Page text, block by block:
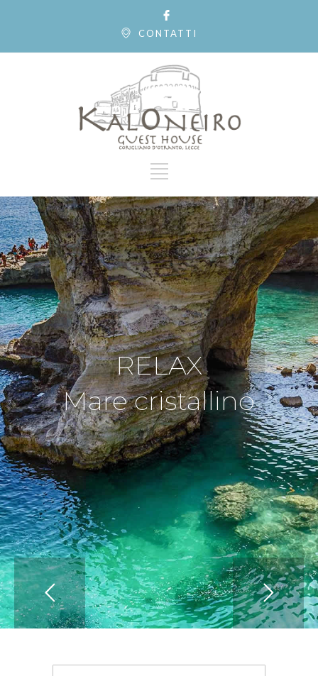
CONTATTI
RELAX
Mare cristallino